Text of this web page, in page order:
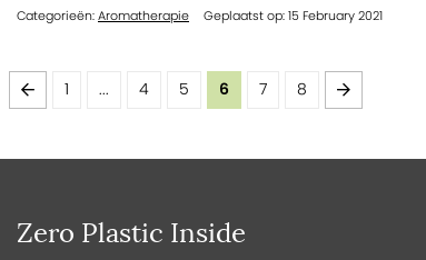
Categorieën:Aromatherapie Geplaatst op: 15 February 2021
PaginaPagina
Vorige
Pagina
1 ... Pagina
4 Pagina
5 U lees momenteel pagina
6 Pagina
7 Pagina
8
Zero Plastic Inside